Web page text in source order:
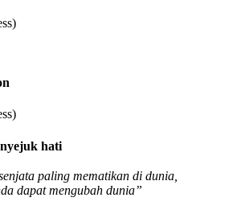
hati
paling mematikan di dunia,
dapat mengubah dunia”